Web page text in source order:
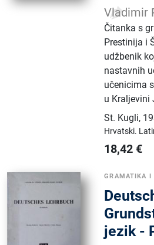
Vladimir
Čitanka s
Prestinija i
udžbenik
nastavnih
učenicima
u Kraljevini
St. Kugli,
Hrvatski.
18,42 €
GRAMATIKA I
jezik -